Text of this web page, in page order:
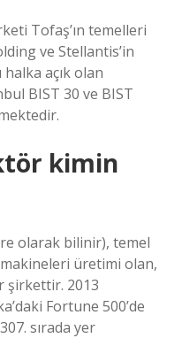
Tofaş’ın temelleri
ve Stellantis’in
açık olan
BIST 30 ve BIST
kimin
olarak bilinir), temel
üretimi olan,
şirkettir. 2013
Fortune 500’de
sırada yer